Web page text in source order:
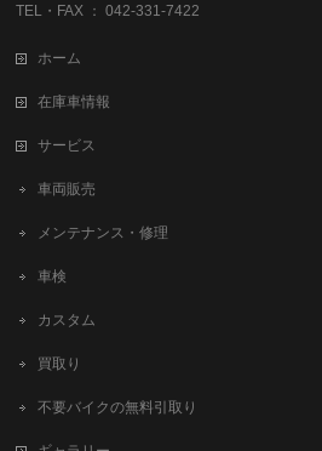
TEL・FAX ： 042-331-7422
ホーム
在庫車情報
サービス
車両販売
メンテナンス・修理
車検
カスタム
買取り
不要バイクの無料引取り